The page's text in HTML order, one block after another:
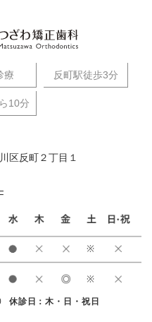
療 反町駅徒歩3分
10分
区反町２丁目１
休診日：木・日・祝日